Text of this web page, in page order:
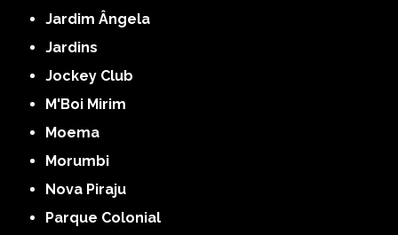
Jardim Ângela
Jardins
Jockey Club
M'Boi Mirim
Moema
Morumbi
Nova Piraju
Parque Colonial